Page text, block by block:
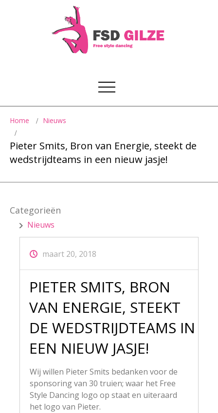
Home Nieuws
Pieter Smits, Bron van Energie, steekt de
wedstrijdteams in een nieuw jasje!
Categorieën
Nieuws
maart 20, 2018
PIETER SMITS, BRON
VAN ENERGIE, STEEKT
DE WEDSTRIJDTEAMS IN
EEN NIEUW JASJE!
Wij willen Pieter Smits bedanken voor de
sponsoring van 30 truien; waar het Free
Style Dancing logo op staat en uiteraard
het logo van Pieter.